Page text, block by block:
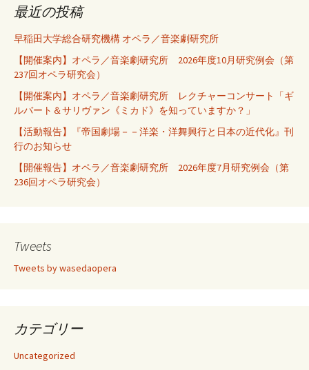
最近の投稿
早稲田大学総合研究機構 オペラ／音楽劇研究所
【開催案内】オペラ／音楽劇研究所 2026年度10月研究例会（第
237回オペラ研究会）
【開催案内】オペラ／音楽劇研究所 レクチャーコンサート「ギ
ルバート＆サリヴァン《ミカド》を知っていますか？」
【活動報告】『帝国劇場－－洋楽・洋舞興行と日本の近代化』刊
行のお知らせ
【開催報告】オペラ／音楽劇研究所 2026年度7月研究例会（第
236回オペラ研究会）
Tweets
Tweets by wasedaopera
カテゴリー
Uncategorized